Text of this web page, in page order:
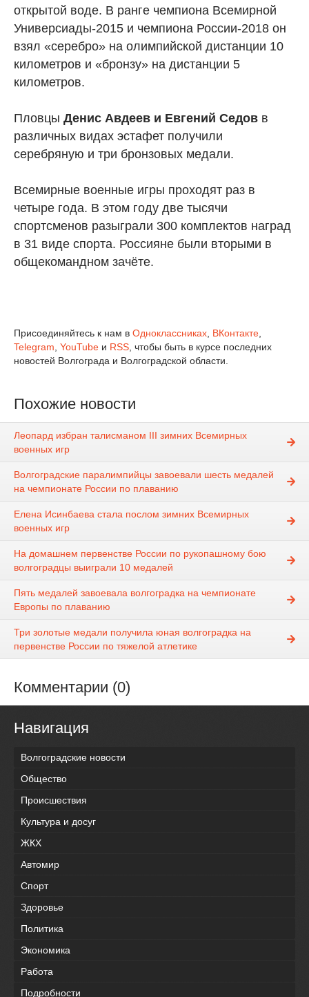
открытой воде. В ранге чемпиона Всемирной
Универсиады-2015 и чемпиона России-2018 он
взял «серебро» на олимпийской дистанции 10
километров и «бронзу» на дистанции 5
километров.
Пловцы Денис Авдеев и Евгений Седов в
различных видах эстафет получили
серебряную и три бронзовых медали.
Всемирные военные игры проходят раз в
четыре года. В этом году две тысячи
спортсменов разыграли 300 комплектов наград
в 31 виде спорта. Россияне были вторыми в
общекомандном зачёте.
Присоединяйтесь к нам в Одноклассниках ВКонтакте
Telegram YouTube и RSS , чтобы быть в курсе последних
новостей Волгограда и Волгоградской области.
Похожие новости
Леопард избран талисманом III зимних Всемирных
военных игр
Волгоградские паралимпийцы завоевали шесть медалей
на чемпионате России по плаванию
Елена Исинбаева стала послом зимних Всемирных
военных игр
На домашнем первенстве России по рукопашному бою
волгоградцы выиграли 10 медалей
Пять медалей завоевала волгоградка на чемпионате
Европы по плаванию
Три золотые медали получила юная волгоградка на
первенстве России по тяжелой атлетике
Комментарии (0)
Навигация
Волгоградские новости
Общество
Происшествия
Культура и досуг
ЖКХ
Автомир
Спорт
Здоровье
Политика
Экономика
Работа
Подробности